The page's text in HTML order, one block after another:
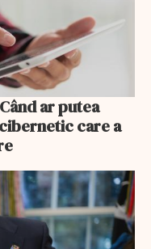
ar putea
care a